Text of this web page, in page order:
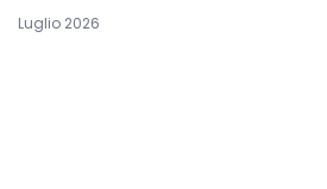
Luglio 2026